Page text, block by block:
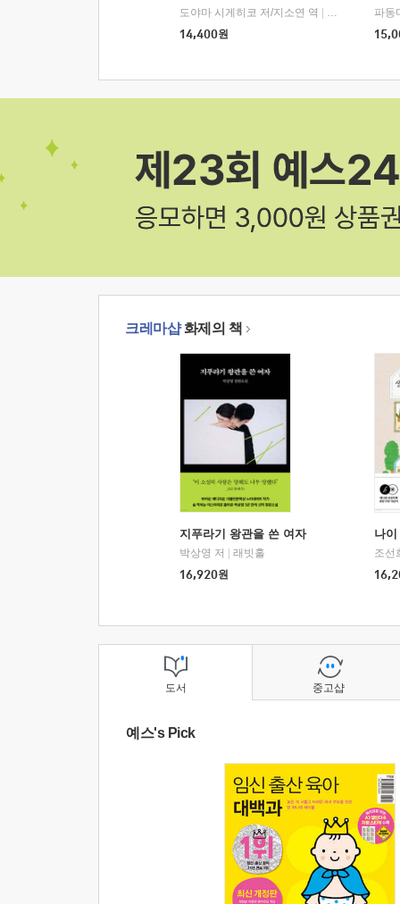
도야마 시게히코 저/지소연 역
알에이치코리
14,400원
파동
크레마샵화제의 책
지푸라기 왕관을 쓴 여자
박상영 저
래빗홀
16,920원
나
조선
도서
예스's Pick
중고샵